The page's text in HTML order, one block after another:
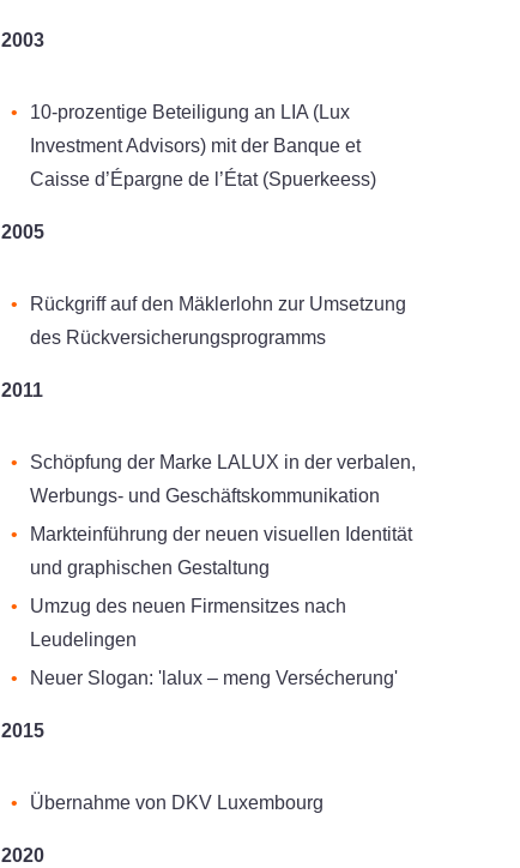
2003
10-prozentige Beteiligung an LIA (Lux
Investment Advisors) mit der Banque et
Caisse d’Épargne de l’État (Spuerkeess)
2005
Rückgriff auf den Mäklerlohn zur Umsetzung
des Rückversicherungsprogramms
2011
Schöpfung der Marke LALUX in der verbalen,
Werbungs- und Geschäftskommunikation
Markteinführung der neuen visuellen Identität
und graphischen Gestaltung
Umzug des neuen Firmensitzes nach
Leudelingen
Neuer Slogan: 'lalux – meng Versécherung'
2015
Übernahme von DKV Luxembourg
2020